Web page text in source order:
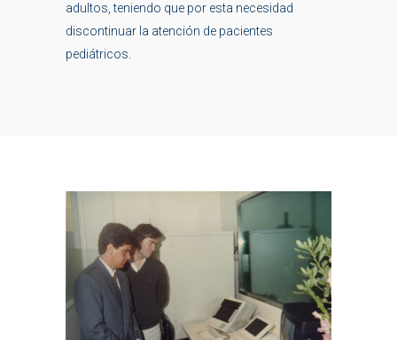
adultos, teniendo que por esta necesidad
discontinuar la atención de pacientes
pediátricos.